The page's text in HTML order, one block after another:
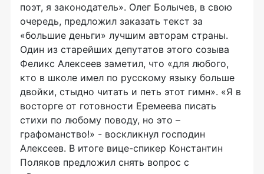
поэт, я законодатель». Олег Болычев, в свою
очередь, предложил заказать текст за
«большие деньги» лучшим авторам страны.
Один из старейших депутатов этого созыва
Феликс Алексеев заметил, что «для любого,
кто в школе имел по русскому языку больше
двойки, стыдно читать и петь этот гимн». «Я в
восторге от готовности Еремеева писать
стихи по любому поводу, но это –
графоманство!» - воскликнул господин
Алексеев. В итоге вице-спикер Константин
Поляков предложил снять вопрос с